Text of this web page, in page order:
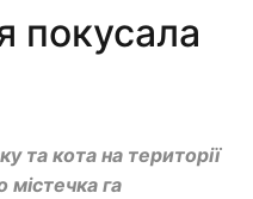
покусала
та кота на території
містечка га